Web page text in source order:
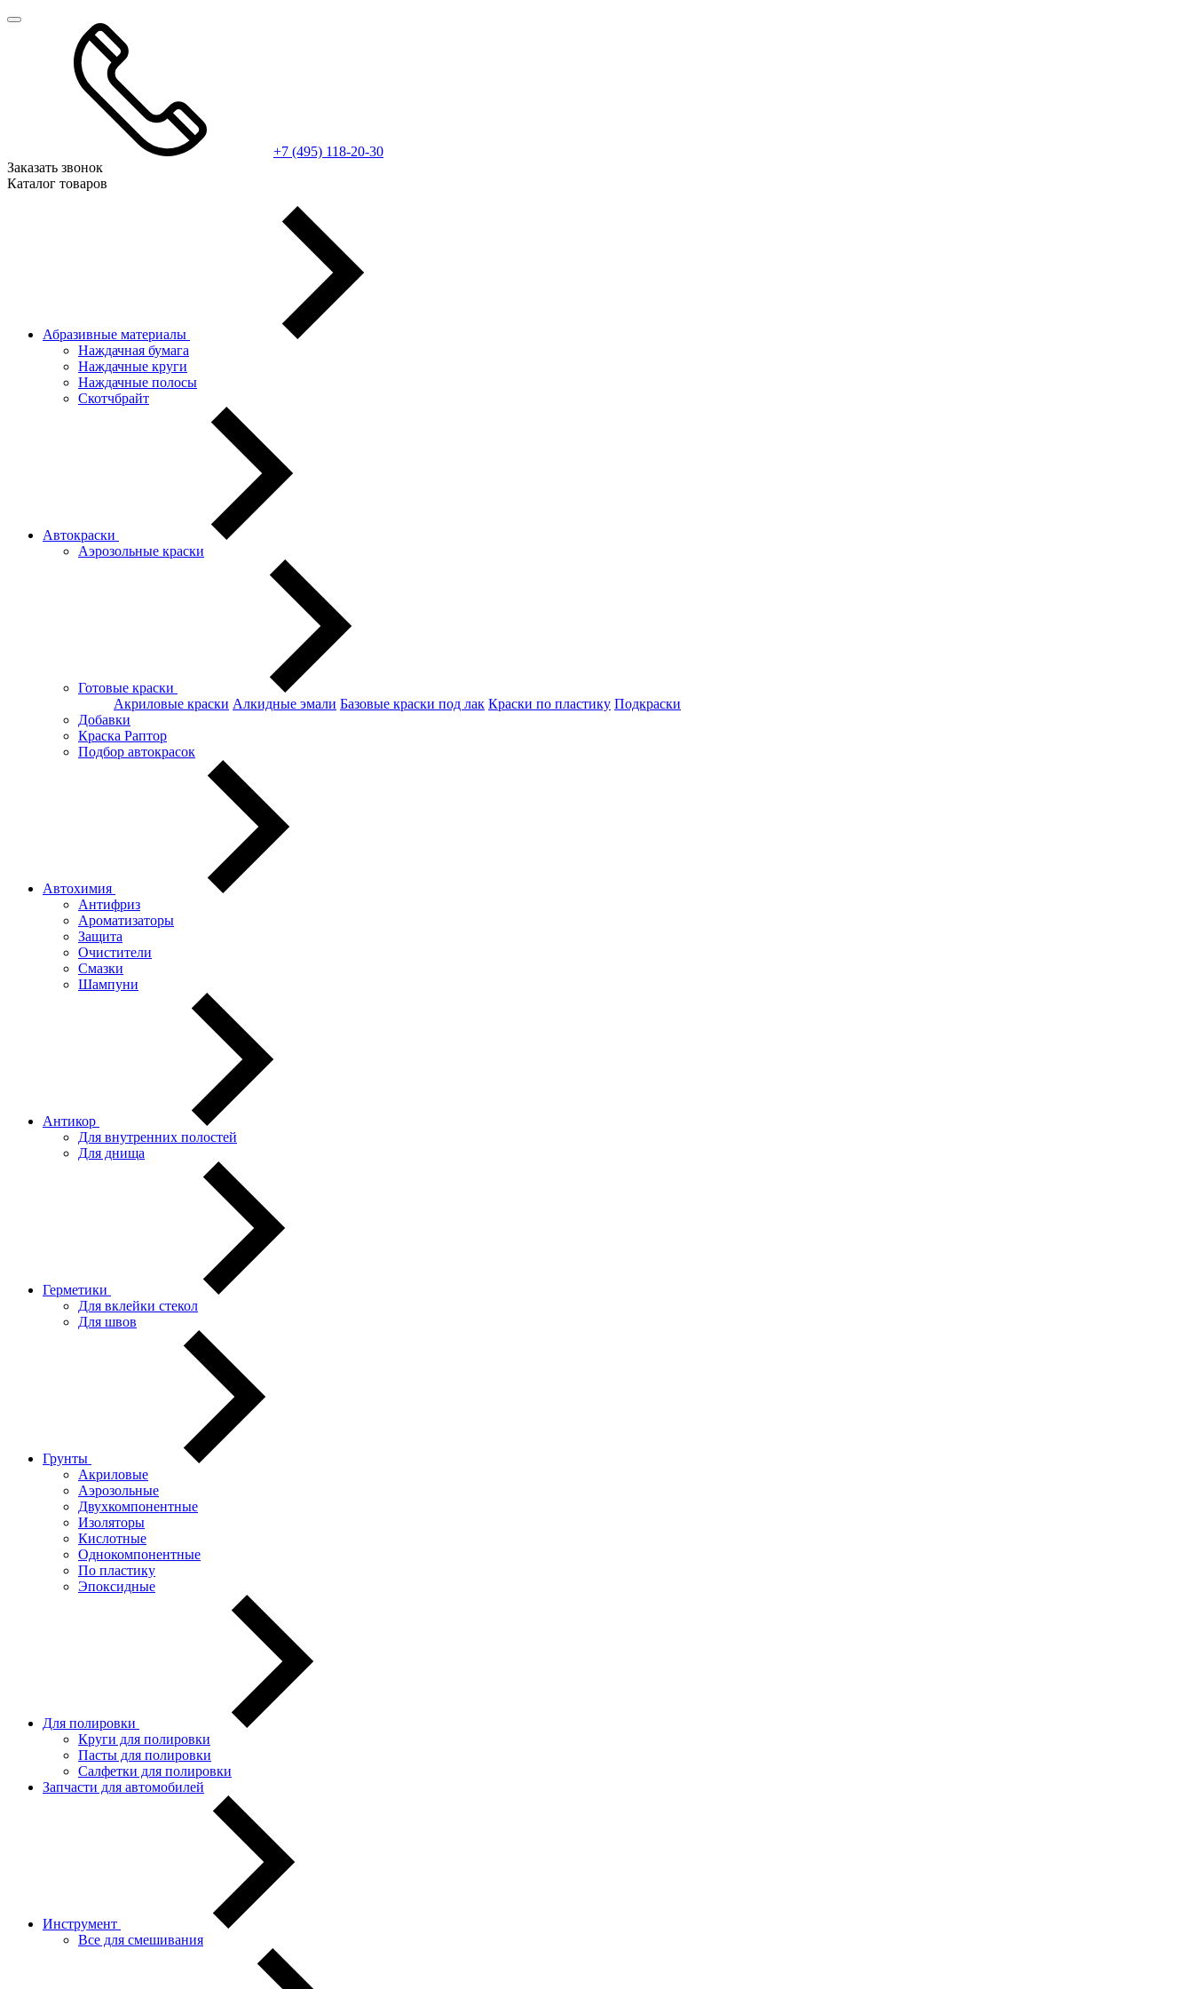
+7 (495) 118-20-30
Заказать звонок
Каталог товаров
Абразивные материалы
Наждачная бумага
Наждачные круги
Наждачные полосы
Скотчбрайт
Автокраски
Аэрозольные краски
Готовые краски
Акриловые краски Алкидные эмали Базовые краски под лак Краски по пластику Подкраски
Добавки
Краска Раптор
Подбор автокрасок
Автохимия
Антифриз
Ароматизаторы
Защита
Очистители
Смазки
Шампуни
Антикор
Для внутренних полостей
Для днища
Герметики
Для вклейки стекол
Для швов
Грунты
Акриловые
Аэрозольные
Двухкомпонентные
Изоляторы
Кислотные
Однокомпонентные
По пластику
Эпоксидные
Для полировки
Круги для полировки
Пасты для полировки
Салфетки для полировки
Запчасти для автомобилей
Инструмент
Все для смешивания